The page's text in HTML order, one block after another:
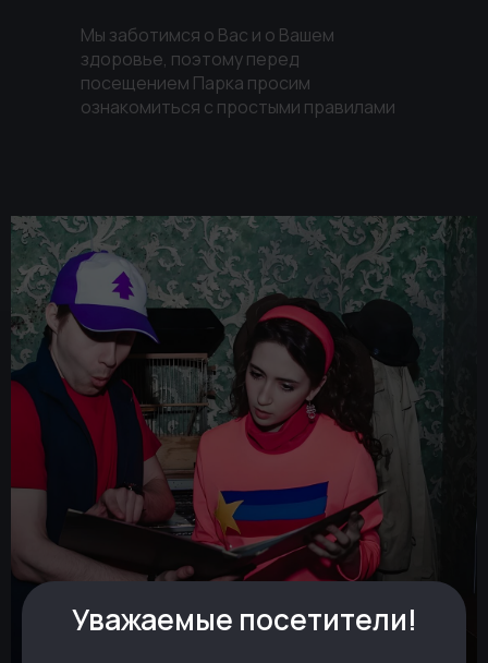
Уважаемые посетители!
Мы заботимся о Вас и о Вашем
здоровье, поэтому перед
посещением Парка просим
ознакомиться с простыми правилами